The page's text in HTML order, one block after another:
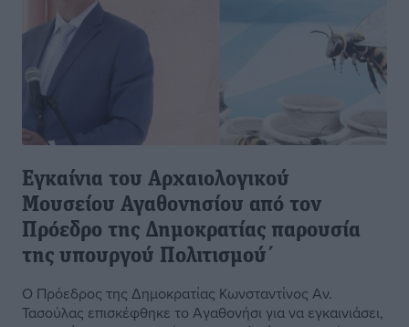
Εγκαίνια του Αρχαιολογικού
Μουσείου Αγαθονησίου από τον
Πρόεδρο της Δημοκρατίας παρουσία
της υπουργού Πολιτισμού΄
Ο Πρόεδρος της Δημοκρατίας Κωνσταντίνος Αν.
Τασούλας επισκέφθηκε το Αγαθονήσι για να εγκαινιάσει,